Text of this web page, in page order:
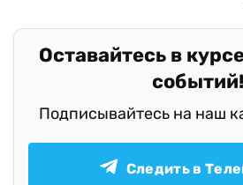
Оставайтесь в
событий!
Подписывайтесь на наш
Следить в